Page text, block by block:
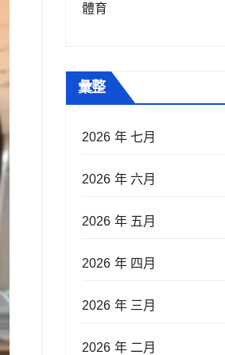
體育
彙整
2026 年 七月
2026 年 六月
2026 年 五月
2026 年 四月
2026 年 三月
2026 年 二月